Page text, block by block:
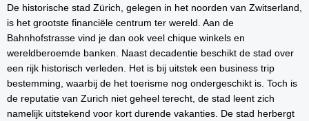
De historische stad Zürich, gelegen in het noorden van Zwitserland,
is het grootste financiële centrum ter wereld. Aan de
Bahnhofstrasse vind je dan ook veel chique winkels en
wereldberoemde banken. Naast decadentie beschikt de stad over
een rijk historisch verleden. Het is bij uitstek een business trip
bestemming, waarbij de het toerisme nog ondergeschikt is. Toch is
de reputatie van Zurich niet geheel terecht, de stad leent zich
namelijk uitstekend voor kort durende vakanties. De stad herbergt